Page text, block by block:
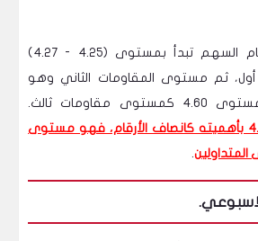
المقاومات الحالية أمام السهم تبدأ بمستوى (4.25 - 4.27)
ثم مستوى المقاومات الثاني وهو
ويحتفظ مستوى 4.50 بأهميته كانصاف الأرقام، فهو مستوى